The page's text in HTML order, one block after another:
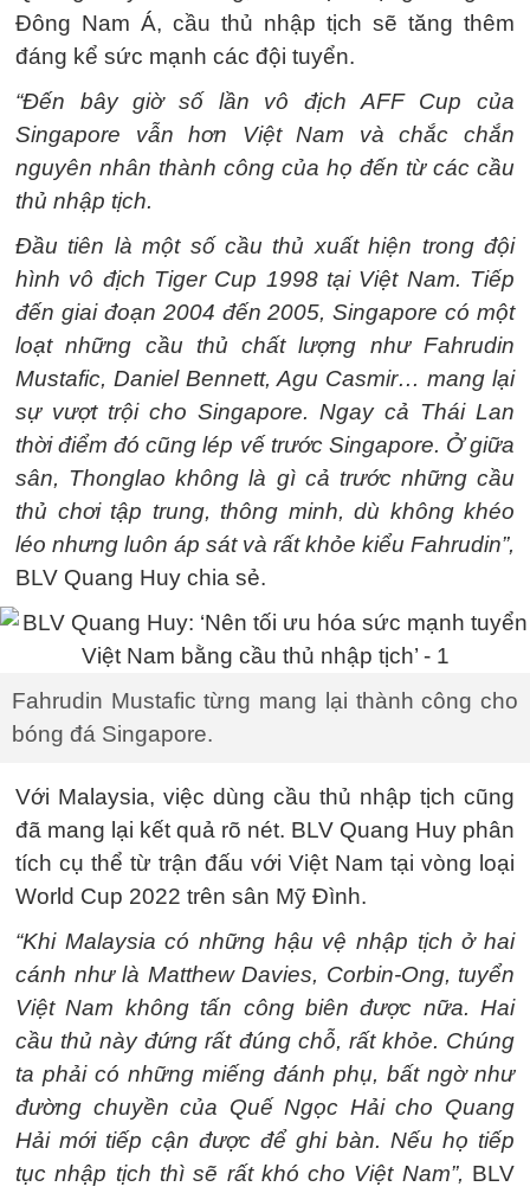
Đông Nam Á, cầu thủ nhập tịch sẽ tăng thêm
đáng kể sức mạnh các đội tuyển.
“Đến bây giờ số lần vô địch AFF Cup của
Singapore vẫn hơn Việt Nam và chắc chắn
nguyên nhân thành công của họ đến từ các cầu
thủ nhập tịch.
Đầu tiên là một số cầu thủ xuất hiện trong đội
hình vô địch Tiger Cup 1998 tại Việt Nam. Tiếp
đến giai đoạn 2004 đến 2005, Singapore có một
loạt những cầu thủ chất lượng như Fahrudin
Mustafic, Daniel Bennett, Agu Casmir… mang lại
sự vượt trội cho Singapore. Ngay cả Thái Lan
thời điểm đó cũng lép vế trước Singapore. Ở giữa
sân, Thonglao không là gì cả trước những cầu
thủ chơi tập trung, thông minh, dù không khéo
léo nhưng luôn áp sát và rất khỏe kiểu Fahrudin”,
BLV Quang Huy chia sẻ.
Fahrudin Mustafic từng mang lại thành công cho
bóng đá Singapore.
Với Malaysia, việc dùng cầu thủ nhập tịch cũng
đã mang lại kết quả rõ nét. BLV Quang Huy phân
tích cụ thể từ trận đấu với Việt Nam tại vòng loại
World Cup 2022 trên sân Mỹ Đình.
“Khi Malaysia có những hậu vệ nhập tịch ở hai
cánh như là Matthew Davies, Corbin-Ong, tuyển
Việt Nam không tấn công biên được nữa. Hai
cầu thủ này đứng rất đúng chỗ, rất khỏe. Chúng
ta phải có những miếng đánh phụ, bất ngờ như
đường chuyền của Quế Ngọc Hải cho Quang
Hải mới tiếp cận được để ghi bàn. Nếu họ tiếp
tục nhập tịch thì sẽ rất khó cho Việt Nam”, BLV